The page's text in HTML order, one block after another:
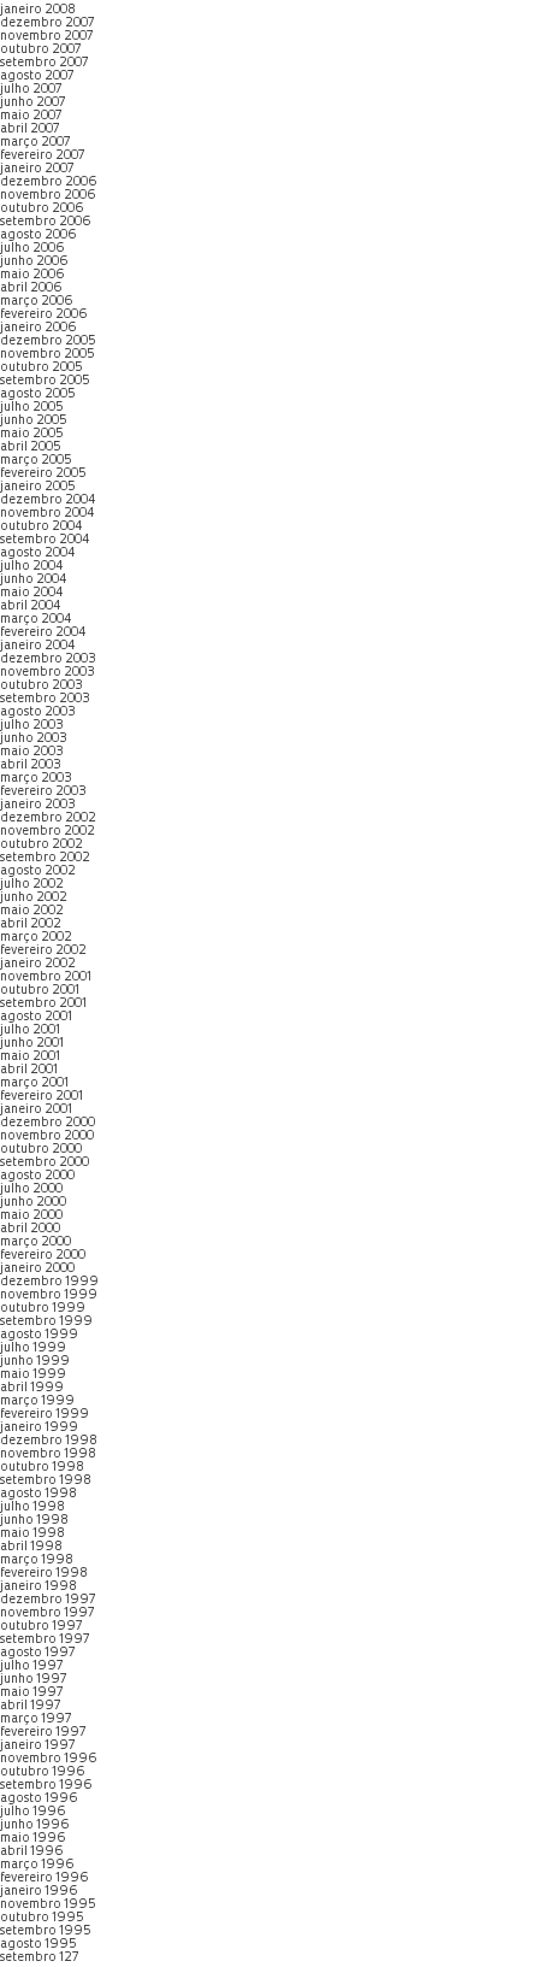
janeiro 2008
dezembro 2007
novembro 2007
outubro 2007
setembro 2007
agosto 2007
julho 2007
junho 2007
maio 2007
abril 2007
março 2007
fevereiro 2007
janeiro 2007
dezembro 2006
novembro 2006
outubro 2006
setembro 2006
agosto 2006
julho 2006
junho 2006
maio 2006
abril 2006
março 2006
fevereiro 2006
janeiro 2006
dezembro 2005
novembro 2005
outubro 2005
setembro 2005
agosto 2005
julho 2005
junho 2005
maio 2005
abril 2005
março 2005
fevereiro 2005
janeiro 2005
dezembro 2004
novembro 2004
outubro 2004
setembro 2004
agosto 2004
julho 2004
junho 2004
maio 2004
abril 2004
março 2004
fevereiro 2004
janeiro 2004
dezembro 2003
novembro 2003
outubro 2003
setembro 2003
agosto 2003
julho 2003
junho 2003
maio 2003
abril 2003
março 2003
fevereiro 2003
janeiro 2003
dezembro 2002
novembro 2002
outubro 2002
setembro 2002
agosto 2002
julho 2002
junho 2002
maio 2002
abril 2002
março 2002
fevereiro 2002
janeiro 2002
novembro 2001
outubro 2001
setembro 2001
agosto 2001
julho 2001
junho 2001
maio 2001
abril 2001
março 2001
fevereiro 2001
janeiro 2001
dezembro 2000
novembro 2000
outubro 2000
setembro 2000
agosto 2000
julho 2000
junho 2000
maio 2000
abril 2000
março 2000
fevereiro 2000
janeiro 2000
dezembro 1999
novembro 1999
outubro 1999
setembro 1999
agosto 1999
julho 1999
junho 1999
maio 1999
abril 1999
março 1999
fevereiro 1999
janeiro 1999
dezembro 1998
novembro 1998
outubro 1998
setembro 1998
agosto 1998
julho 1998
junho 1998
maio 1998
abril 1998
março 1998
fevereiro 1998
janeiro 1998
dezembro 1997
novembro 1997
outubro 1997
setembro 1997
agosto 1997
julho 1997
junho 1997
maio 1997
abril 1997
março 1997
fevereiro 1997
janeiro 1997
novembro 1996
outubro 1996
setembro 1996
agosto 1996
julho 1996
junho 1996
maio 1996
abril 1996
março 1996
fevereiro 1996
janeiro 1996
novembro 1995
outubro 1995
setembro 1995
agosto 1995
setembro 127